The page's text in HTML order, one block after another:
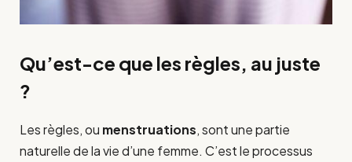
Qu’est-ce que les règles, au juste
?
Les règles, ou menstruations, sont une partie
naturelle de la vie d’une femme. C’est le processus